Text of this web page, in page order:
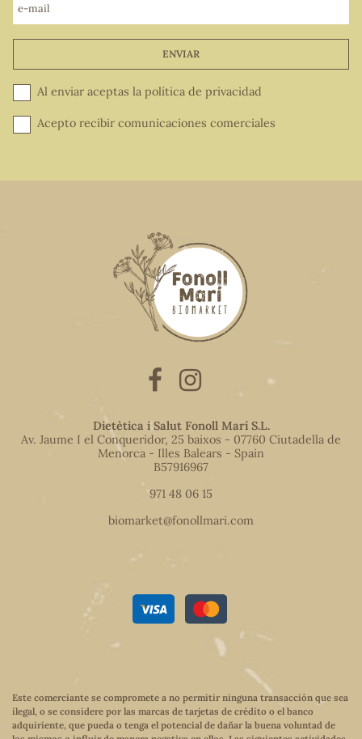
e-mail
ENVIAR
Al enviar aceptas la política de privacidad
Acepto recibir comunicaciones comerciales
Dietètica i Salut Fonoll Marí S.L.
Av. Jaume I el Conqueridor, 25 baixos - 07760 Ciutadella de
Menorca - Illes Balears - Spain
B57916967
971 48 06 15
biomarket@fonollmari.com
Este comerciante se compromete a no permitir ninguna transacción que sea
ilegal, o se considere por las marcas de tarjetas de crédito o el banco
adquiriente, que pueda o tenga el potencial de dañar la buena voluntad de